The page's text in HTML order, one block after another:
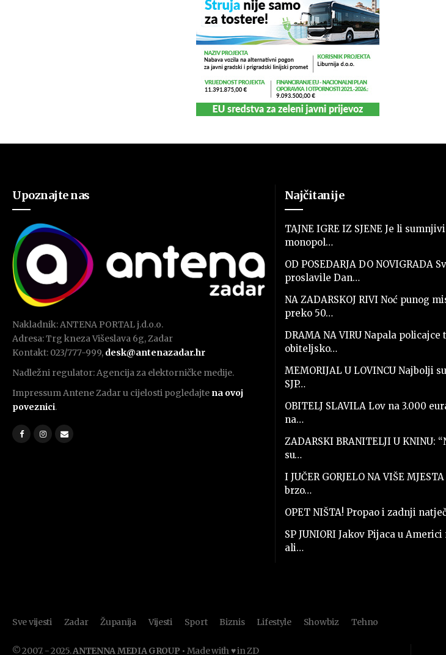
Upoznajte nas
Nakladnik: ANTENA PORTAL j.d.o.o.
Adresa: Trg kneza Višeslava 6g, Zadar
Kontakt: 023/777-999, desk@antenazadar.hr
Nadležni regulator: Agencija za elektorničke medije.
Impressum Antene Zadar u cijelosti pogledajte na ovoj
poveznici.
Najčitanije
TAJNE IGRE IZ SJENE Je li
monopol…
OD POSEDARJA DO NOVIGRADA
proslavile Dan…
NA ZADARSKOJ RIVI Noć punog
preko 50…
DRAMA NA VIRU Napala
obiteljsko…
MEMORIJAL U LOVINCU Najbolji
SJP…
OBITELJ SLAVILA Lov na 3.000
na…
ZADARSKI BRANITELJI U KNINU:
su…
I JUČER GORJELO NA VIŠE
brzo…
OPET NIŠTA! Propao i zadnji
SP JUNIORI Jakov Pijaca u
ali…
Sve vijesti Zadar Županija Vijesti Sport Biznis Lifestyle Showbiz Tehno
© 2007. - 2025.ANTENNA MEDIA GROUP • Made with ♥ in ZD